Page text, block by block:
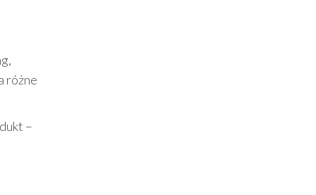
różne
–